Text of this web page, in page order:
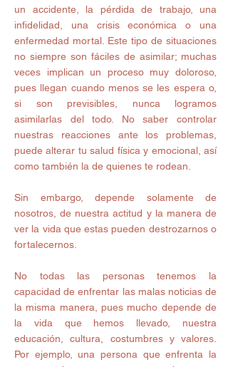
un accidente, la pérdida de trabajo, una
infidelidad, una crisis económica o una
enfermedad mortal. Este tipo de situaciones
no siempre son fáciles de asimilar; muchas
veces implican un proceso muy doloroso,
pues llegan cuando menos se les espera o,
si son previsibles, nunca logramos
asimilarlas del todo. No saber controlar
nuestras reacciones ante los problemas,
puede alterar tu salud física y emocional, así
como también la de quienes te rodean.
Sin embargo, depende solamente de
nosotros, de nuestra actitud y la manera de
ver la vida que estas pueden destrozarnos o
fortalecernos.
No todas las personas tenemos la
capacidad de enfrentar las malas noticias de
la misma manera, pues mucho depende de
la vida que hemos llevado, nuestra
educación, cultura, costumbres y valores.
Por ejemplo, una persona que enfrenta la